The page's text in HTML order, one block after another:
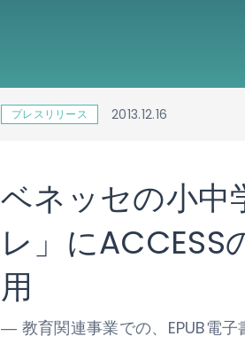
プレスリリース 2013.12.16
ベネッセの小中
レ」にACCESS
用
― 教育関連事業での、EPUB電